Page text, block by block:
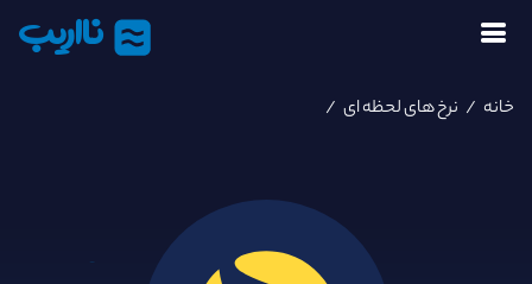
نااریب
خانه / نرخ های لحظه ای /